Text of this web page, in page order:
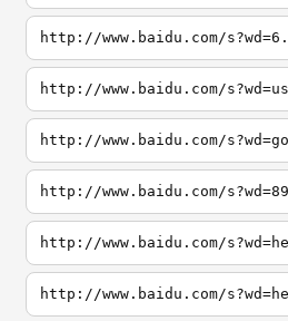
http://www.baidu.com/
http://www.baidu.com/
http://www.baidu.com/
http://www.baidu.com/
http://www.baidu.com/
http://www.baidu.com/